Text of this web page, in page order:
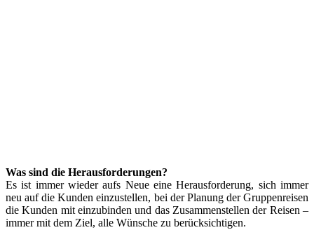
Was sind die Herausforderungen?
Es ist immer wieder aufs Neue eine Herausforderung, sich immer
neu auf die Kunden einzustellen, bei der Planung der Gruppenreisen
die Kunden mit einzubinden und das Zusammenstellen der Reisen –
immer mit dem Ziel, alle Wünsche zu berücksichtigen.